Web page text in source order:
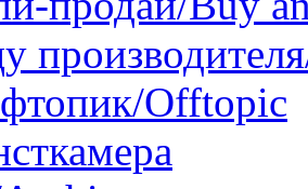
Offtopic